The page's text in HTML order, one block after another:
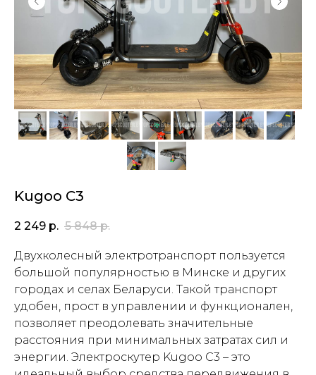
Kugoo C3
2 249 р. 5 848 р.
Двухколесный электротранспорт пользуется
большой популярностью в Минске и других
городах и селах Беларуси. Такой транспорт
удобен, прост в управлении и функционален,
позволяет преодолевать значительные
расстояния при минимальных затратах сил и
энергии. Электроскутер Kugoo C3 – это